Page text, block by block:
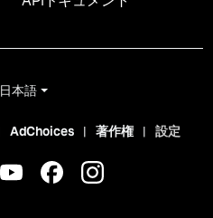
日本語
AdChoices 著作権 設定